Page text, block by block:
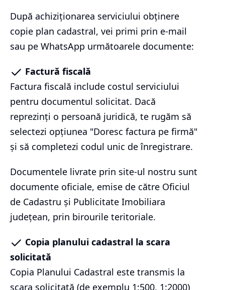
După achiziționarea serviciului obținere
copie plan cadastral, vei primi prin e-mail
sau pe WhatsApp următoarele documente:
Factură fiscală
Factura fiscală include costul serviciului
pentru documentul solicitat. Dacă
reprezinți o persoană juridică, te rugăm să
selectezi opțiunea "Doresc factura pe firmă"
și să completezi codul unic de înregistrare.
Documentele livrate prin site-ul nostru sunt
documente oficiale, emise de către Oficiul
de Cadastru și Publicitate Imobiliara
județean, prin birourile teritoriale.
Copia planului cadastral la scara
solicitată
Copia Planului Cadastral este transmis la
scara solicitată (de exemplu 1:500, 1:2000)